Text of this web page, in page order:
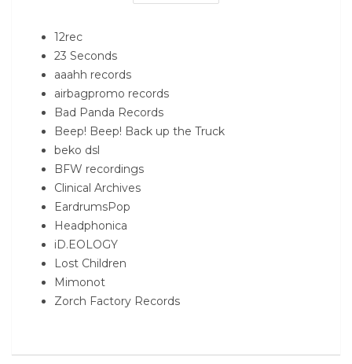
12rec
23 Seconds
aaahh records
airbagpromo records
Bad Panda Records
Beep! Beep! Back up the Truck
beko dsl
BFW recordings
Clinical Archives
EardrumsPop
Headphonica
iD.EOLOGY
Lost Children
Mimonot
Zorch Factory Records